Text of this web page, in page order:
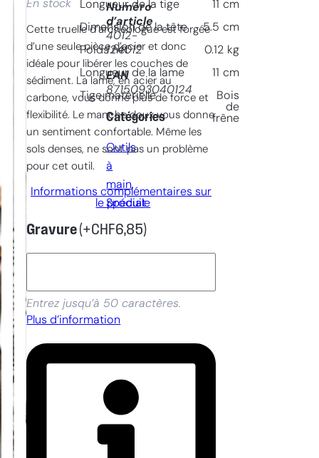
En stock
Cette truelle d’archéologue est forgée
d’une seule pièce d’acier et donc
idéale pour libérer les couches de
sédiment. La lame, en acier au
carbone, vous donne plus de force et
flexibilité. Le manche doux vous donne
un sentiment confortable. Même les
sols denses, ne sont pas un problème
pour cet outil.
Informations complémentaires sur
le produit
Gravure(+CHF6,85)
Entrez jusqu’à 50 caractères.
Plus d’information
Longueur de la tige 11 cm
Dimension de la tête 5.5 cm
Poids net 0.12 kg
Longueur de la lame 11 cm
Tige matèrielle
Bois
de
frêne
Numéro
d’article
4012-
124012
EAN
8715093040124
Catégories
Outils
à
main ,
Spéciale